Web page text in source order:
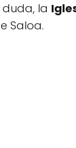
la
Saloa.